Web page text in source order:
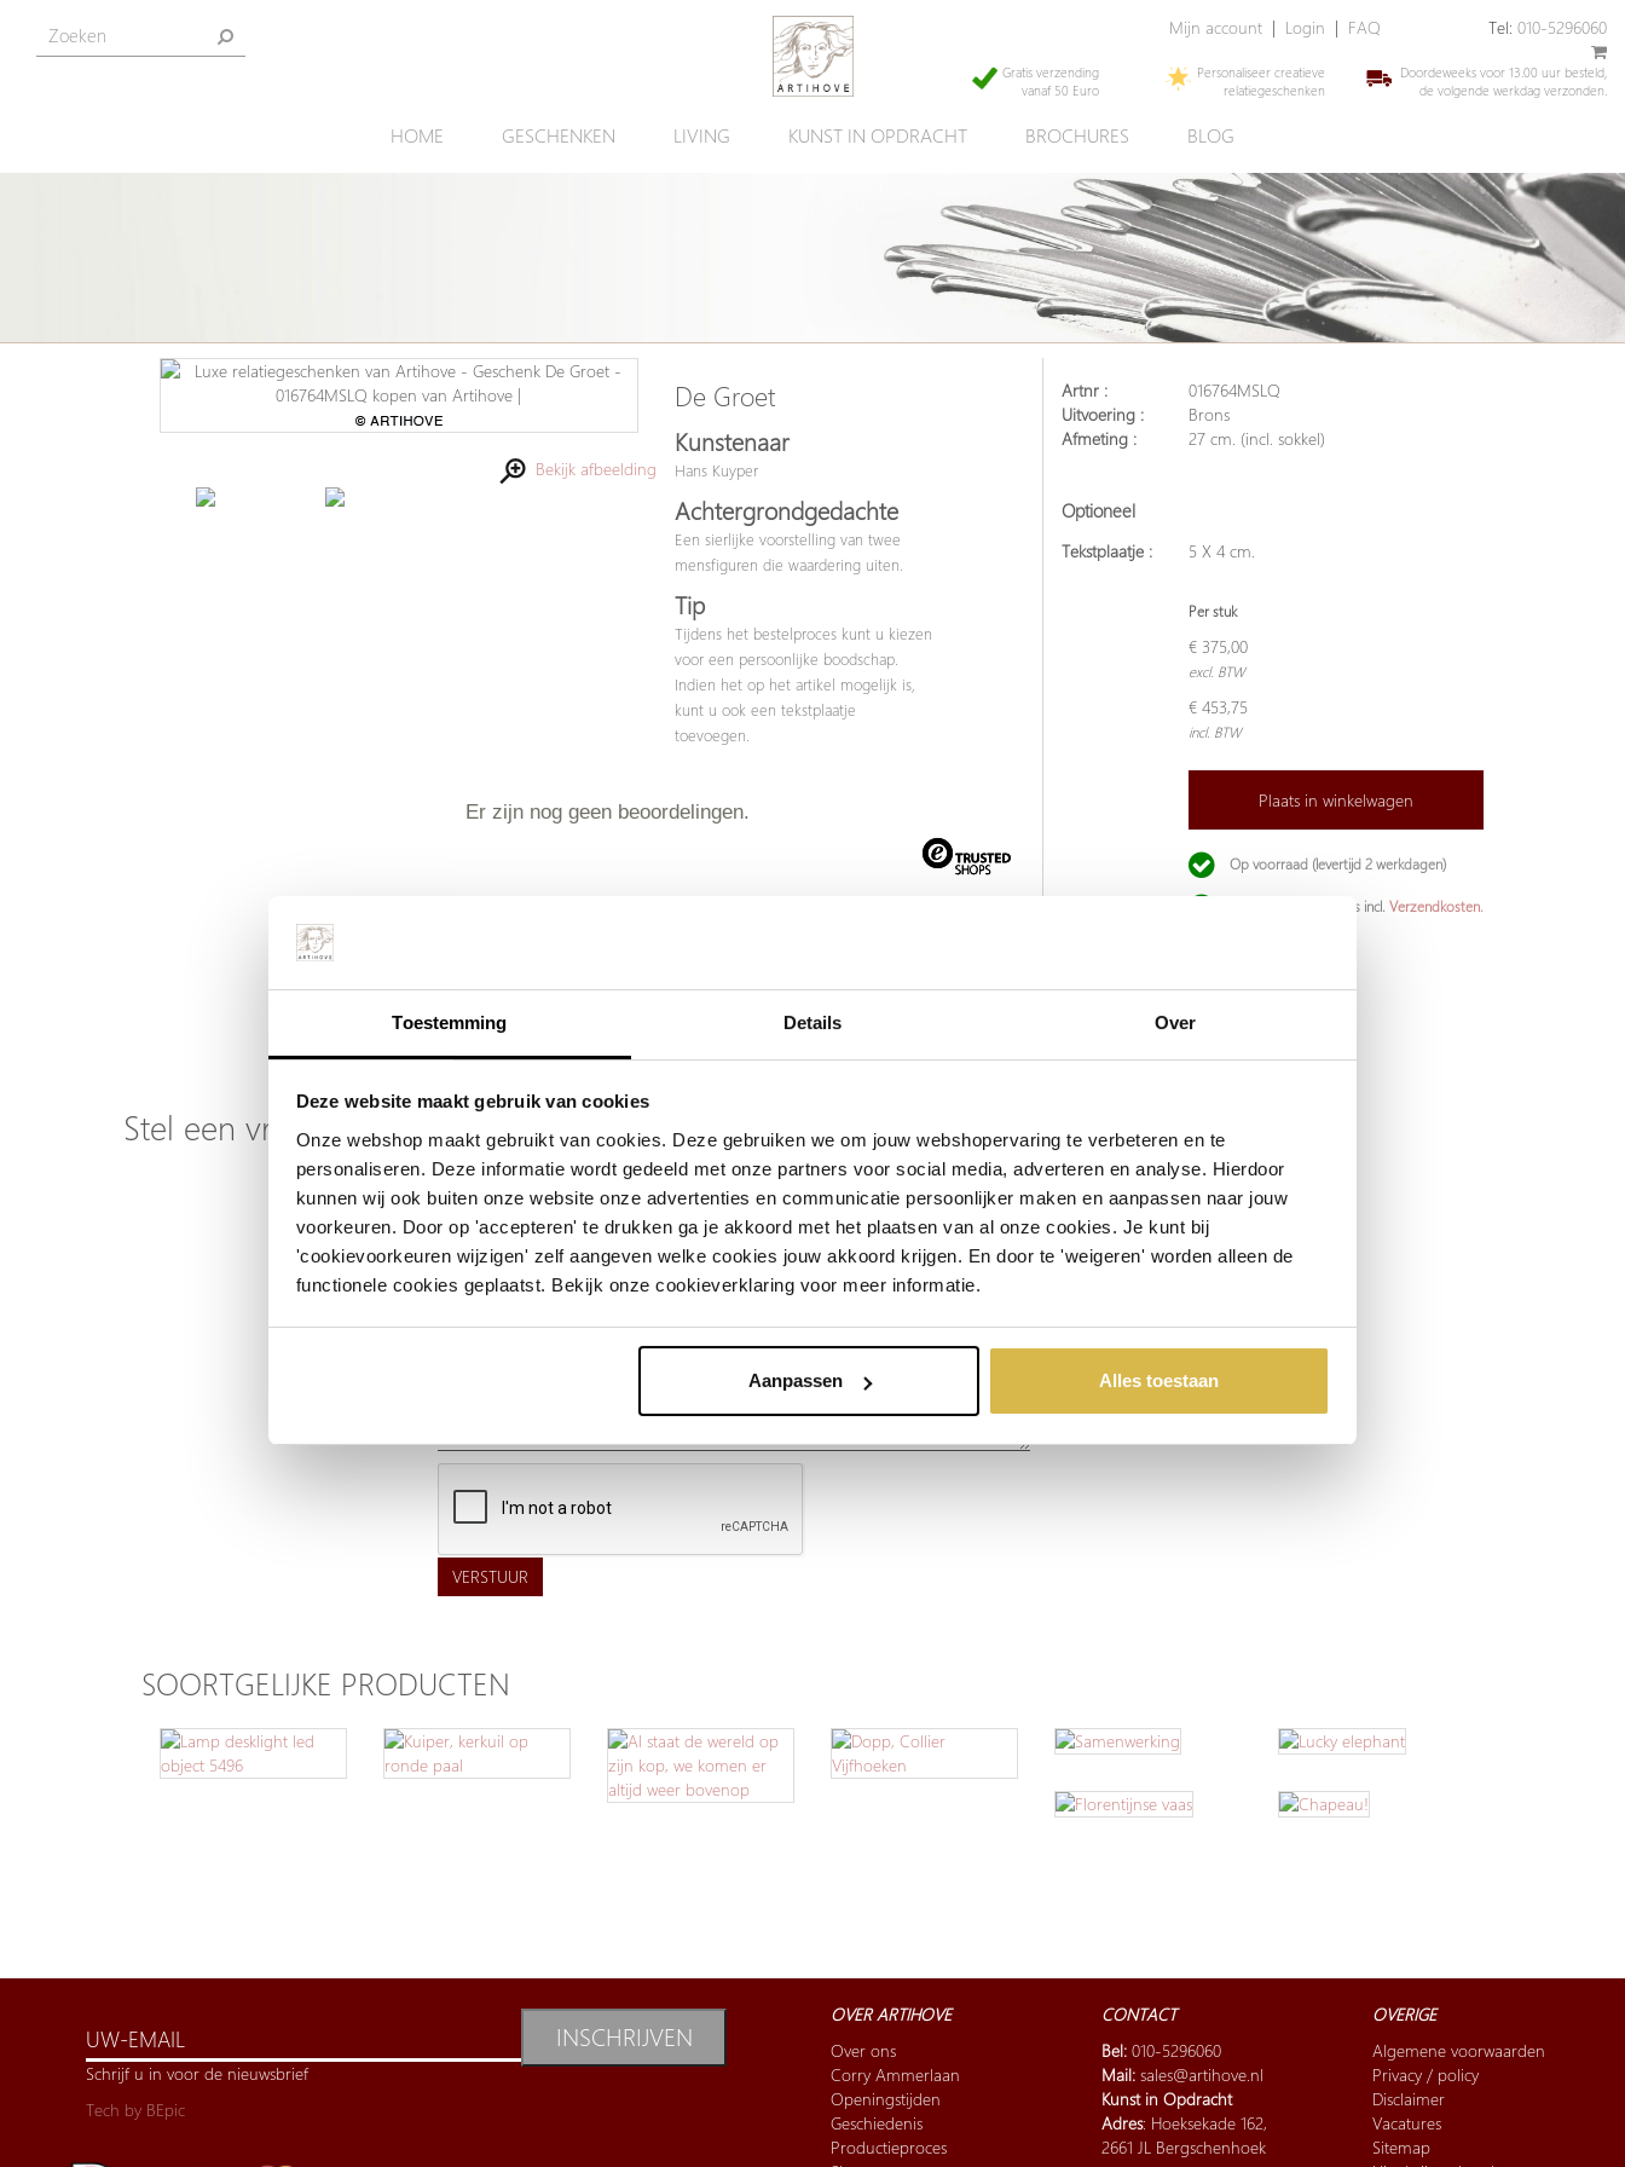
Toestemming Details Over
Deze website maakt gebruik van cookies
Onze webshop maakt gebruikt van cookies. Deze gebruiken we om jouw webshopervaring te verbeteren en te
personaliseren. Deze informatie wordt gedeeld met onze partners voor social media, adverteren en analyse. Hierdoor
kunnen wij ook buiten onze website onze advertenties en communicatie persoonlijker maken en aanpassen naar jouw
voorkeuren. Door op 'accepteren' te drukken ga je akkoord met het plaatsen van al onze cookies. Je kunt bij
'cookievoorkeuren wijzigen' zelf aangeven welke cookies jouw akkoord krijgen. En door te 'weigeren' worden alleen de
functionele cookies geplaatst. Bekijk onze cookieverklaring voor meer informatie.
Aanpassen Alles toestaan
Mijn account Login FAQ Tel: 010-5296060
Gratis verzending
vanaf 50 Euro
Personaliseer creatieve
relatiegeschenken
Doordeweeks voor 13.00 uur besteld,
de volgende werkdag verzonden.
HOME GESCHENKEN LIVING KUNST IN OPDRACHT BROCHURES BLOG
Bekijk afbeelding
De Groet
Kunstenaar
Hans Kuyper
Achtergrondgedachte
Een sierlijke voorstelling van twee
mensfiguren die waardering uiten.
Tip
Tijdens het bestelproces kunt u kiezen
voor een persoonlijke boodschap.
Indien het op het artikel mogelijk is,
kunt u ook een tekstplaatje
toevoegen.
Er zijn nog geen beoordelingen.
Artnr :
016764MSLQ
Uitvoering :
Brons
Afmeting :
27 cm. (incl. sokkel)
Optioneel
Tekstplaatje : 5 X 4 cm.
Per stuk
€ 375,00
excl. BTW
€ 453,75
incl. BTW
Plaats in winkelwagen
Op voorraad (levertijd 2 werkdagen)
De aangegeven prijs is incl. Verzendkosten.
Niet goed, geld terug
Stel een vraag over dit product
Emailadres
Telefoonnummer
VERSTUUR
SOORTGELIJKE PRODUCTEN
INSCHRIJVEN
Schrijf u in voor de nieuwsbrief
Tech by BEpic
OVER ARTIHOVE
Over ons
Corry Ammerlaan
Openingstijden
Geschiedenis
Productieproces
CONTACT
Bel: 010-5296060
Mail: sales@artihove.nl
Kunst in Opdracht
Adres: Hoeksekade 162,
2661 JL Bergschenhoek
OVERIGE
Algemene voorwaarden
Privacy / policy
Disclaimer
Vacatures
Sitemap